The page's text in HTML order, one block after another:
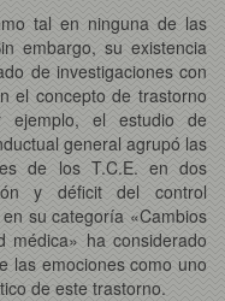
tal en ninguna de las
embargo, su existencia
de investigaciones con
el concepto de trastorno
ejemplo, el estudio de
general agrupó las
de los T.C.E. en dos
y déficit del control
su categoría «Cambios
médica» ha considerado
las emociones como uno
de este trastorno.